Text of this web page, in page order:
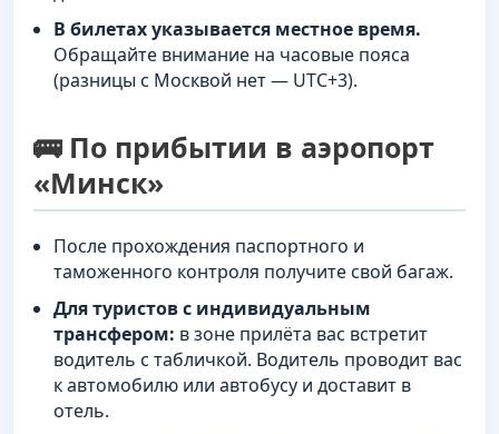
В билетах указывается местное время.
Обращайте внимание на часовые пояса
(разницы с Москвой нет — UTC+3).
🚌 По прибытии в аэропорт
«Минск»
После прохождения паспортного и
таможенного контроля получите свой багаж.
Для туристов с индивидуальным
трансфером: в зоне прилёта вас встретит
водитель с табличкой. Водитель проводит вас
к автомобилю или автобусу и доставит в
отель.